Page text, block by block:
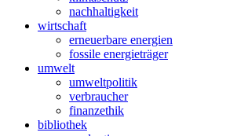
nachhaltigkeit
wirtschaft
erneuerbare energien
fossile energieträger
umwelt
umweltpolitik
verbraucher
finanzethik
bibliothek